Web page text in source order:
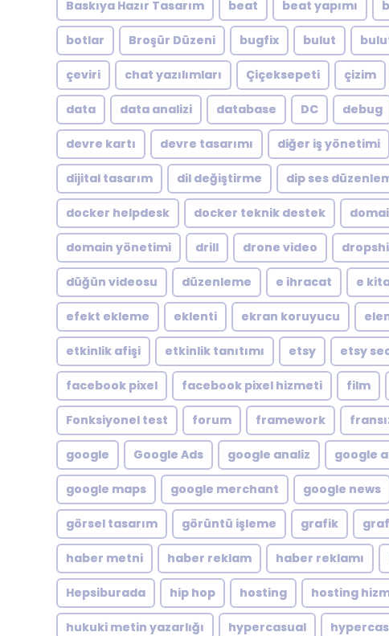
Baskıya Hazır Tasarım beat beat yapımı
botlar Broşür Düzeni bugfix bulut
çeviri chat yazılımları Çiçeksepeti çizim
data data analizi database DC debug
devre kartı devre tasarımı diğer iş yönetimi
dijital tasarım dil değiştirme dip ses
docker helpdesk docker teknik destek
domain yönetimi drill drone video
düğün videosu düzenleme e ihracat e
efekt ekleme eklenti ekran koruyucu
etkinlik afişi etkinlik tanıtımı etsy etsy
facebook pixel facebook pixel hizmeti film
Fonksiyonel test forum framework
google Google Ads google analiz google
google maps google merchant google news
görsel tasarım görüntü işleme grafik
haber metni haber reklam haber reklamı
Hepsiburada hip hop hosting hosting
hukuki metin yazarlığı hypercasual